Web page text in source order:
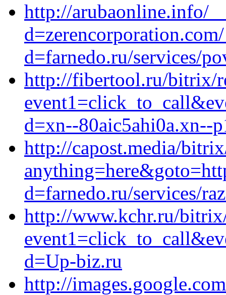
http://arubaonline.info/
d=farnedo.ru/services/
http://fibertool.ru/bitrix/
d=xn--80aic5ahi0a.xn--
http://capost.media/
d=farnedo.ru/services/
http://www.kchr.ru/
d=Up-biz.ru
http://